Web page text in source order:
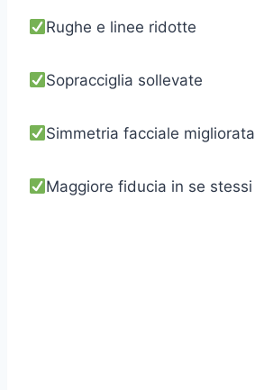
Rughe e linee ridotte
Sopracciglia sollevate
Simmetria facciale migliorata
Maggiore fiducia in se stessi